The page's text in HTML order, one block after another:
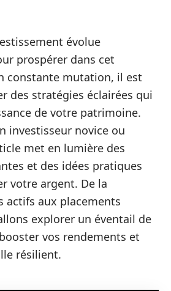
évolue
prospérer dans cet
constante mutation, il est
des stratégies éclairées qui
de votre patrimoine.
investisseur novice ou
met en lumière des
et des idées pratiques
votre argent. De la
actifs aux placements
explorer un éventail de
vos rendements et
résilient.